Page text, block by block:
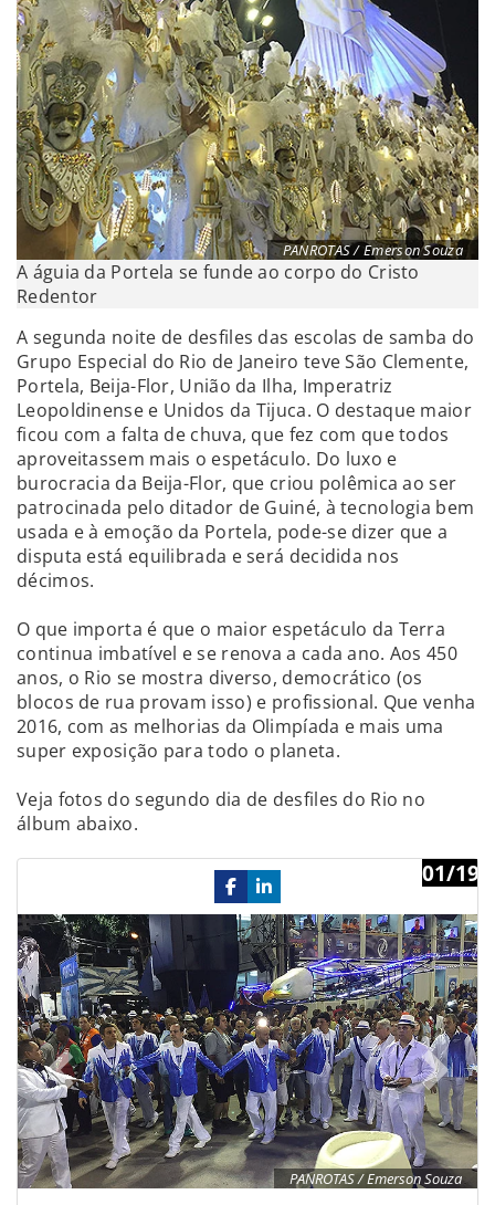
PANROTAS / Emerson Souza
A águia da Portela se funde ao corpo do Cristo
Redentor
A segunda noite de desfiles das escolas de samba do
Grupo Especial do Rio de Janeiro teve São Clemente,
Portela, Beija-Flor, União da Ilha, Imperatriz
Leopoldinense e Unidos da Tijuca. O destaque maior
ficou com a falta de chuva, que fez com que todos
aproveitassem mais o espetáculo. Do luxo e
burocracia da Beija-Flor, que criou polêmica ao ser
patrocinada pelo ditador de Guiné, à tecnologia bem
usada e à emoção da Portela, pode-se dizer que a
disputa está equilibrada e será decidida nos
décimos.
O que importa é que o maior espetáculo da Terra
continua imbatível e se renova a cada ano. Aos 450
anos, o Rio se mostra diverso, democrático (os
blocos de rua provam isso) e profissional. Que venha
2016, com as melhorias da Olimpíada e mais uma
super exposição para todo o planeta.
Veja fotos do segundo dia de desfiles do Rio no
álbum abaixo.
PANROTAS / Emerson Souza
01/19
Previous